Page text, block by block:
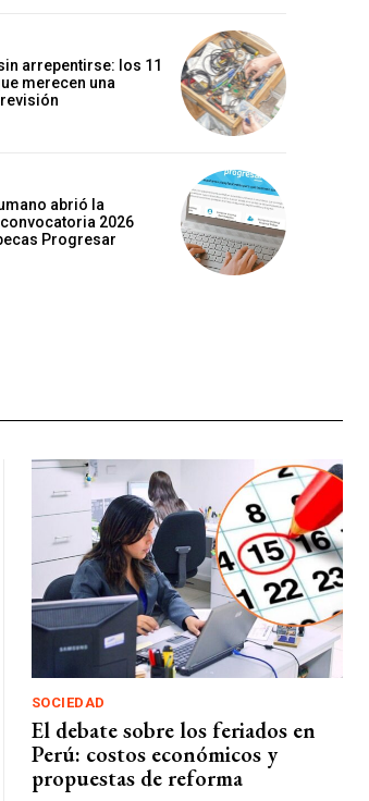
arrepentirse: los 11
merecen una
abrió la
2026
Progresar
SOCIEDAD
El debate sobre los feriados en
Perú: costos económicos y
propuestas de reforma